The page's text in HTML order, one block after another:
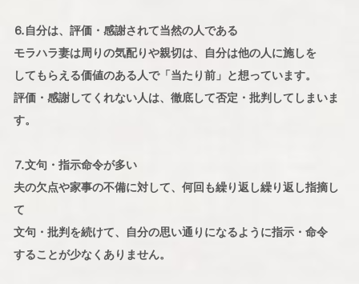
⒍自分は、評価・感謝されて当然の人である
モラハラ妻は周りの気配りや親切は、自分は他の人に施しを
してもらえる価値のある人で「当たり前」と想っています。
評価・感謝してくれない人は、徹底して否定・批判してしまいま
す。
⒎文句・指示命令が多い
夫の欠点や家事の不備に対して、何回も繰り返し繰り返し指摘し
て
文句・批判を続けて、自分の思い通りになるように指示・命令
することが少なくありません。